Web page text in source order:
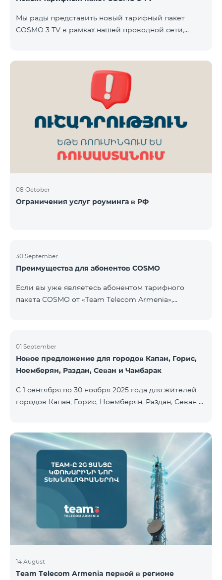
ТВ-приставки — доступ осуществляется через
приложение TeamTV Smart. Стоимость
Мы рады представить новый тарифный пакет
COSMO 3 TV в рамках нашей проводной сети,
городах Варденис и Гавар до 15 ноября 2025 года
включительно. В пакет COSMO 3 TV входит:
Интернет: скорость до 50 Мбит/с Телевидение: до
80 каналов через приложение TeamTV Smart
Фиксированная телефония: 180 минут на звонки
внутри фиксированной сети Team Телевизионная
08 October
Ограничения услуг роуминга в РФ
30 September
Преимущества для абонентов COSMO
Если вы уже являетесь абонентом тарифного
пакета COSMO от «Team Telecom Armenia»,
систему безопасности — всего одним касанием и с
безлимитным интернетом благодаря устройствам
Aqara от Smart Place. Все действующие абоненты
приобрести умные устройства бренда Aqara на
особых условиях. Устройства доступны в салоне
01 September
Новое предложение для городов Капан, Горис,
Ноемберян, Раздан, Севан и Чамбарак
С 1 сентября по 30 ноября 2025 года для жителей
городов Капан, Горис, Ноемберян, Раздан, Севан и
12 месяцев при условии 12-месячной подписки։
Название пакета Стандартная цена Стоимость со
скидкой на 1–12 месяцев COSMO 4 9900
Региональный 9900 драм/мес 7425 драм/мес С
подробным описанием включённых услуг COSMO
14 August
Team Telecom Armenia первой в регионе